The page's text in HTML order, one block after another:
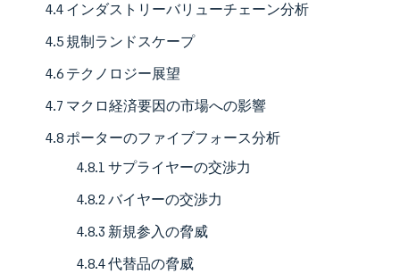
4.4 インダストリーバリューチェーン分析
4.5 規制ランドスケープ
4.6 テクノロジー展望
4.7 マクロ経済要因の市場への影響
4.8 ポーターのファイブフォース分析
4.8.1 サプライヤーの交渉力
4.8.2 バイヤーの交渉力
4.8.3 新規参入の脅威
4.8.4 代替品の脅威